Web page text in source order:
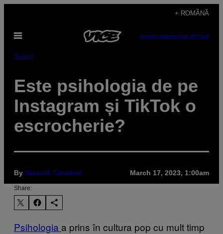
content
+ ROMÂNĂ
Open
SUBSCRIBENEWSLETTER
Salute
Este psihologia de pe
Instagram și TikTok o
escrocherie?
By Niccolò Caradori March 17, 2023, 1:00am
Share:
Psihologia a prins în cultura pop cu mult timp